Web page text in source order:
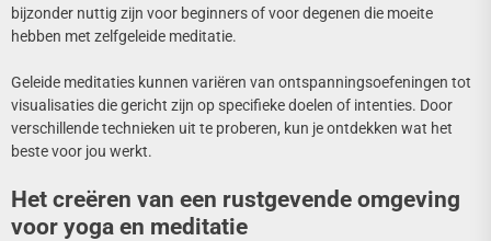
bijzonder nuttig zijn voor beginners of voor degenen die moeite
hebben met zelfgeleide meditatie.
Geleide meditaties kunnen variëren van ontspanningsoefeningen tot
visualisaties die gericht zijn op specifieke doelen of intenties. Door
verschillende technieken uit te proberen, kun je ontdekken wat het
beste voor jou werkt.
Het creëren van een rustgevende omgeving
voor yoga en meditatie